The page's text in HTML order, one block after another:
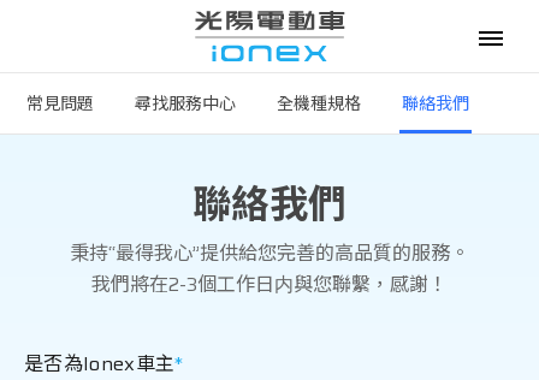
購車優惠
最新消息
常見問題 尋找服務中心 全機種規格 聯絡我們
聯絡我們
秉持“最得我心”提供給您完善的高品質的服務。
我們將在2-3個工作日内與您聯繫，感謝！
是否為Ionex車主